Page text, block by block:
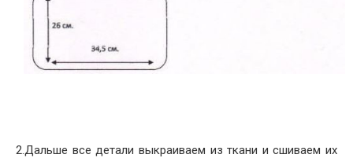
2.Дальше все детали выкраиваем из ткани и сшиваем их